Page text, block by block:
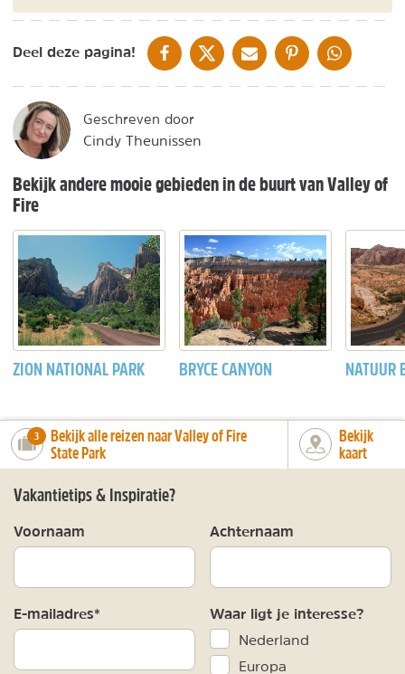
Deel deze pagina! DELEN OP FACEBOOK
DELEN OP XDELEN VIA DE MAIL
DELEN OP PINTEREST
DELEN OP
Geschreven door
Cindy Theunissen
Bekijk andere mooie gebieden in de buurt van Valley of
Fire
ZION NATIONAL PARK BRYCE CANYON NATUUR
number_of_trips:
3
Bekijk alle reizen naar Valley of Fire
State Park
Bekijk
kaart
Vakantietips & Inspiratie?
Voornaam Achternaam
E-mailadres* Waar ligt je interesse?
Nederland
Europa